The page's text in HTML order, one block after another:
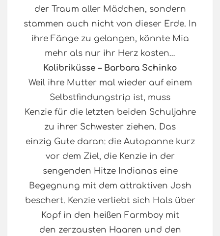
der Traum aller Mädchen, sondern
stammen auch nicht von dieser Erde. In
ihre Fänge zu gelangen, könnte Mia
mehr als nur ihr Herz kosten…
Kolibriküsse – Barbara Schinko
Weil ihre Mutter mal wieder auf einem
Selbstfindungstrip ist, muss
Kenzie für die letzten beiden Schuljahre
zu ihrer Schwester ziehen. Das
einzig Gute daran: die Autopanne kurz
vor dem Ziel, die Kenzie in der
sengenden Hitze Indianas eine
Begegnung mit dem attraktiven Josh
beschert. Kenzie verliebt sich Hals über
Kopf in den heißen Farmboy mit
den zerzausten Haaren und den